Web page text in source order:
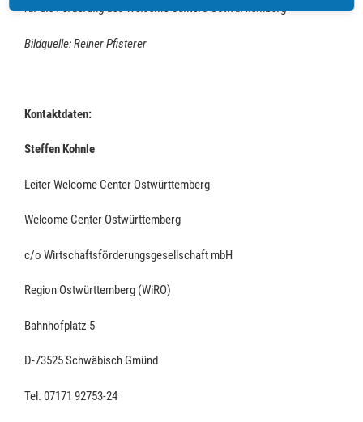
für die Förderung des Welcome Centers Ostwürttemberg
Bildquelle: Reiner Pfisterer
Kontaktdaten:
Steffen Kohnle
Leiter Welcome Center Ostwürttemberg
Welcome Center Ostwürttemberg
c/o Wirtschaftsförderungsgesellschaft mbH
Region Ostwürttemberg (WiRO)
Bahnhofplatz 5
D-73525 Schwäbisch Gmünd
Tel. 07171 92753-24